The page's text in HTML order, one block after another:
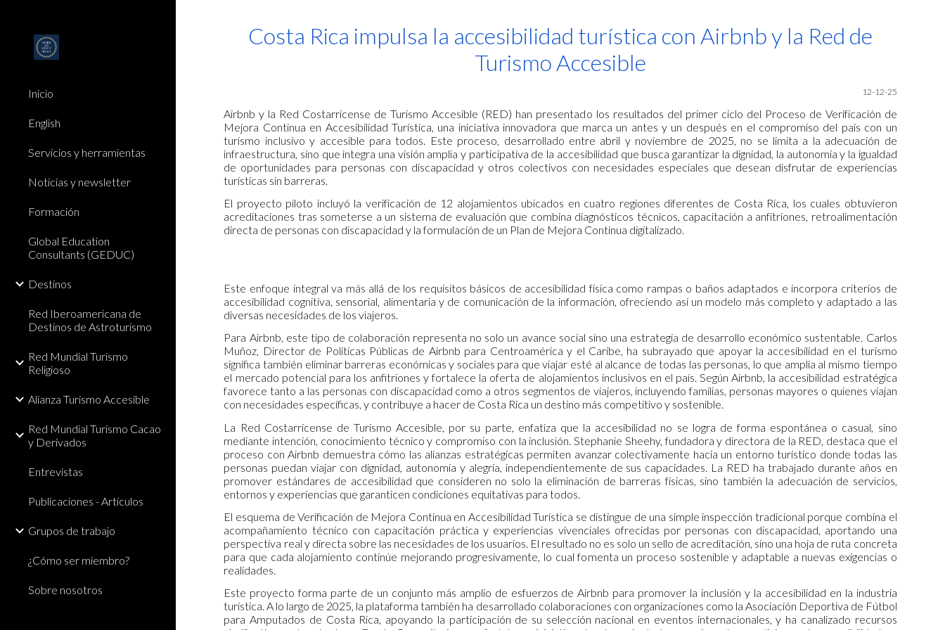
Skip to main content Skip to navigation
Inicio
English
Servicios y herramientas
Noticias y newsletter
Formación
Global Education
Consultants (GEDUC)
Destinos
Red Iberoamericana de
Destinos de Astroturismo
Red Mundial Turismo
Religioso
Alianza Turismo Accesible
Red Mundial Turismo Cacao
y Derivados
Entrevistas
Publicaciones - Artículos
Grupos de trabajo
¿Cómo ser miembro?
Sobre nosotros
Costa Rica impulsa la accesibilidad turística con Airbnb y la Red de
Turismo Accesible
12-12-25
Airbnb y la Red Costarricense de Turismo Accesible (RED) han presentado los resultados del primer ciclo del Proceso de Verificación de
Mejora Continua en Accesibilidad Turística, una iniciativa innovadora que marca un antes y un después en el compromiso del país con un
turismo inclusivo y accesible para todos. Este proceso, desarrollado entre abril y noviembre de 2025, no se limita a la adecuación de
infraestructura, sino que integra una visión amplia y participativa de la accesibilidad que busca garantizar la dignidad, la autonomía y la igualdad
de oportunidades para personas con discapacidad y otros colectivos con necesidades especiales que desean disfrutar de experiencias
turísticas sin barreras.
El proyecto piloto incluyó la verificación de 12 alojamientos ubicados en cuatro regiones diferentes de Costa Rica, los cuales obtuvieron
acreditaciones tras someterse a un sistema de evaluación que combina diagnósticos técnicos, capacitación a anfitriones, retroalimentación
directa de personas con discapacidad y la formulación de un Plan de Mejora Continua digitalizado.
Este enfoque integral va más allá de los requisitos básicos de accesibilidad física como rampas o baños adaptados e incorpora criterios de
accesibilidad cognitiva, sensorial, alimentaria y de comunicación de la información, ofreciendo así un modelo más completo y adaptado a las
diversas necesidades de los viajeros.
Para Airbnb, este tipo de colaboración representa no solo un avance social sino una estrategia de desarrollo económico sustentable. Carlos
Muñoz, Director de Políticas Públicas de Airbnb para Centroamérica y el Caribe, ha subrayado que apoyar la accesibilidad en el turismo
significa también eliminar barreras económicas y sociales para que viajar esté al alcance de todas las personas, lo que amplía al mismo tiempo
el mercado potencial para los anfitriones y fortalece la oferta de alojamientos inclusivos en el país. Según Airbnb, la accesibilidad estratégica
favorece tanto a las personas con discapacidad como a otros segmentos de viajeros, incluyendo familias, personas mayores o quienes viajan
con necesidades específicas, y contribuye a hacer de Costa Rica un destino más competitivo y sostenible.
La Red Costarricense de Turismo Accesible, por su parte, enfatiza que la accesibilidad no se logra de forma espontánea o casual, sino
mediante intención, conocimiento técnico y compromiso con la inclusión. Stephanie Sheehy, fundadora y directora de la RED, destaca que el
proceso con Airbnb demuestra cómo las alianzas estratégicas permiten avanzar colectivamente hacia un entorno turístico donde todas las
personas puedan viajar con dignidad, autonomía y alegría, independientemente de sus capacidades. La RED ha trabajado durante años en
promover estándares de accesibilidad que consideren no solo la eliminación de barreras físicas, sino también la adecuación de servicios,
entornos y experiencias que garanticen condiciones equitativas para todos.
El esquema de Verificación de Mejora Continua en Accesibilidad Turística se distingue de una simple inspección tradicional porque combina el
acompañamiento técnico con capacitación práctica y experiencias vivenciales ofrecidas por personas con discapacidad, aportando una
perspectiva real y directa sobre las necesidades de los usuarios. El resultado no es solo un sello de acreditación, sino una hoja de ruta concreta
para que cada alojamiento continúe mejorando progresivamente, lo cual fomenta un proceso sostenible y adaptable a nuevas exigencias o
realidades.
Este proyecto forma parte de un conjunto más amplio de esfuerzos de Airbnb para promover la inclusión y la accesibilidad en la industria
turística. A lo largo de 2025, la plataforma también ha desarrollado colaboraciones con organizaciones como la Asociación Deportiva de Fútbol
para Amputados de Costa Rica, apoyando la participación de su selección nacional en eventos internacionales, y ha canalizado recursos